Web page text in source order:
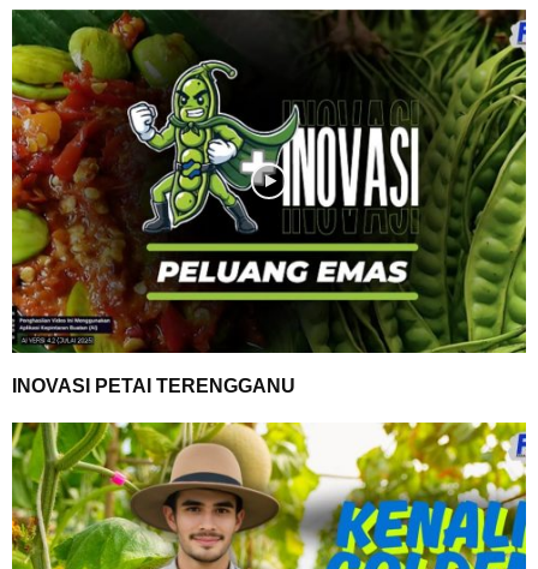
INOVASI PETAI TERENGGANU